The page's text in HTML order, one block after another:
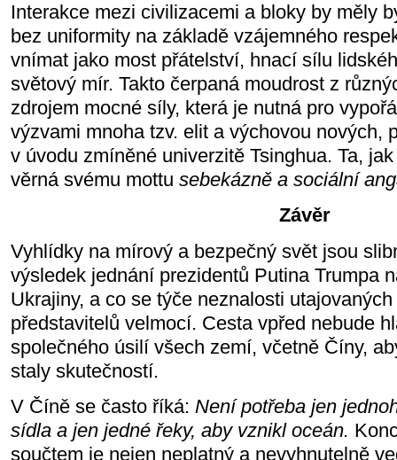
Interakce mezi civilizacemi a bloky by měly
bez uniformity na základě vzájemného
vnímat jako most přátelství, hnací sílu
světový mír. Takto čerpaná moudrost z
zdrojem mocné síly, která je nutná pro
výzvami mnoha tzv. elit a výchovou nových,
v úvodu zmíněné univerzitě Tsinghua. Ta,
věrná svému mottu sebekázně a sociální
Závěr
Vyhlídky na mírový a bezpečný svět jsou
výsledek jednání prezidentů Putina Trumpa
Ukrajiny, a co se týče neznalosti
představitelů velmocí. Cesta vpřed nebude
společného úsilí všech zemí, včetně Číny,
staly skutečností.
V Číně se často říká: Není potřeba jen
sídla a jen jedné řeky, aby vznikl oceán.
součtem je nejen neplatný a nevyhnutelně